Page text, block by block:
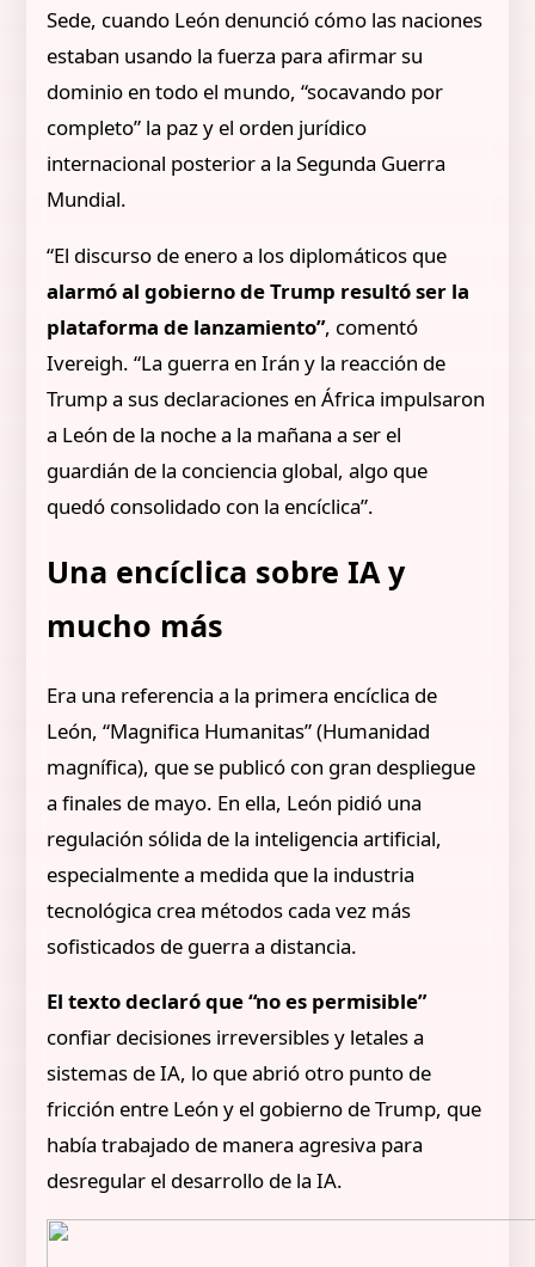
Sede, cuando León denunció cómo las naciones
estaban usando la fuerza para afirmar su
dominio en todo el mundo, “socavando por
completo” la paz y el orden jurídico
internacional posterior a la Segunda Guerra
Mundial.
“El discurso de enero a los diplomáticos que
alarmó al gobierno de Trump resultó ser la
plataforma de lanzamiento”, comentó
Ivereigh. “La guerra en Irán y la reacción de
Trump a sus declaraciones en África impulsaron
a León de la noche a la mañana a ser el
guardián de la conciencia global, algo que
quedó consolidado con la encíclica”.
Una encíclica sobre IA y
mucho más
Era una referencia a la primera encíclica de
León, “Magnifica Humanitas” (Humanidad
magnífica), que se publicó con gran despliegue
a finales de mayo. En ella, León pidió una
regulación sólida de la inteligencia artificial,
especialmente a medida que la industria
tecnológica crea métodos cada vez más
sofisticados de guerra a distancia.
El texto declaró que “no es permisible”
confiar decisiones irreversibles y letales a
sistemas de IA, lo que abrió otro punto de
fricción entre León y el gobierno de Trump, que
había trabajado de manera agresiva para
desregular el desarrollo de la IA.